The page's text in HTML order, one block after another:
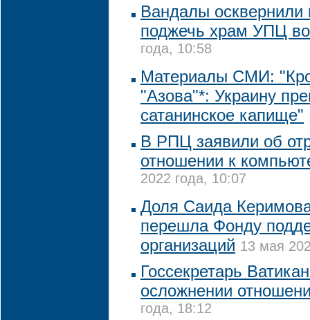
Вандалы осквернили
поджечь храм УПЦ
года, 10:58
Материалы СМИ:
"Азова"*: Украину
сатанинское капище"
В РПЦ заявили об
отношении к
2022 года, 10:07
Доля Саида
перешла Фонду
организаций 13 мая
Госсекретарь
осложнении
года, 18:12